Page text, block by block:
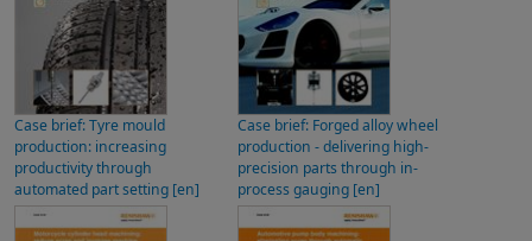
Case brief: Tyre mould
production: increasing
productivity through
automated part setting [en]
Case brief: Forged alloy wheel
production - delivering high-
precision parts through in-
process gauging [en]